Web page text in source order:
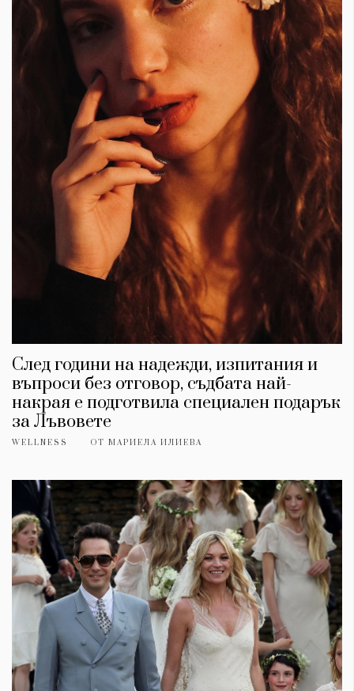
След години на надежди, изпитания и
въпроси без отговор, съдбата най-
накрая е подготвила специален подарък
за Лъвовете
WELLNESS ОТ МАРИЕЛА ИЛИЕВА
Wine&Dine
Подкасти
Цветно
Гурме
Пътувай
Wellness
ЗА НАС
Условия за
ползване
За нас
Реклама
Политика за
поверителност
СЛЕДВАЙТЕ НИ
YouTube
Spotify Soundcloud
Ако нашият сайт ви харесва, можете да се абонирате за
седмичния ни нюзлетър тук:
© 2026, HighViewArt | Всички права запазени